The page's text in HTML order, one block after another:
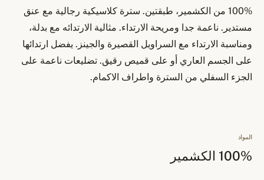
100% من الكشمير، طبقتين. سترة كلاسيكية رجالية مع عنق
مستدير. ناعمة جدا ومريحة الارتداء. مثالية الارتدائه مع بدلة،
ومناسبة الارتداء مع السراويل القصيرة والجينز. يفضل ارتدائها
على الجسم العاري أو على قميص رقيق. تضليعات ناعمة على
الجزء السفلي من السترة واطراف الاكمام.
المواد
100% الكشمير